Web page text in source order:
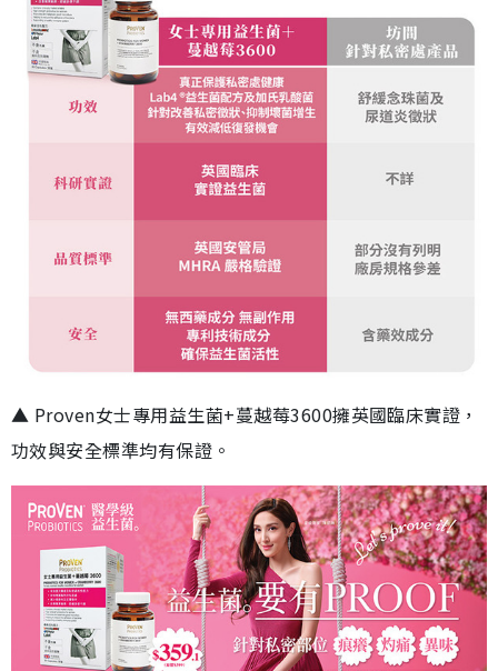
▲ Proven女士專用益生菌+蔓越莓3600擁英國臨床實證，
功效與安全標準均有保證。